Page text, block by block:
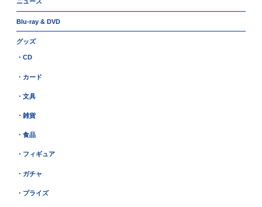
ニュース
Blu-ray & DVD
グッズ
・CD
・カード
・文具
・雑貨
・食品
・フィギュア
・ガチャ
・プライズ